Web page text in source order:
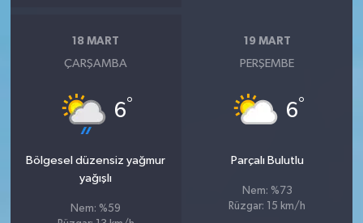
18 MART
ÇARŞAMBA
6°
Bölgesel düzensiz yağmur
yağışlı
Nem: %59
19 MART
PERŞEMBE
6°
Parçalı Bulutlu
Nem: %73
Rüzgar: 15 km/h